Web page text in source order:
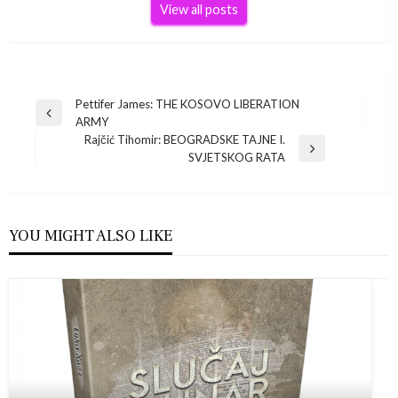
View all posts
Navigacija
objava
Previous
Pettifer James: THE KOSOVO LIBERATION
ARMY
Rajčić Tihomir: BEOGRADSKE TAJNE I.
SVJETSKOG RATA
YOU MIGHT ALSO LIKE